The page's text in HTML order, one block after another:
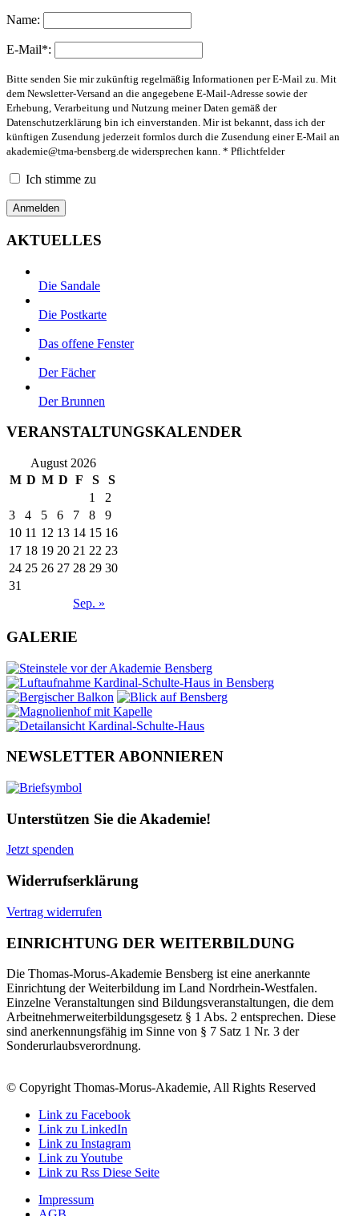
Name:
E-Mail*:
Bitte senden Sie mir zukünftig regelmäßig Informationen per E-Mail zu. Mit
dem Newsletter-Versand an die angegebene E-Mail-Adresse sowie der
Erhebung, Verarbeitung und Nutzung meiner Daten gemäß der
Datenschutzerklärung bin ich einverstanden. Mir ist bekannt, dass ich der
künftigen Zusendung jederzeit formlos durch die Zusendung einer E-Mail an
akademie@tma-bensberg.de widersprechen kann. * Pflichtfelder
Ich stimme zu
AKTUELLES
Die Sandale
Die Postkarte
Das offene Fenster
Der Fächer
Der Brunnen
VERANSTALTUNGSKALENDER
August 2026
M D M D F S S
Sep. »
1
2
3
4 5 6 7 8
9
10 11 12 13 14 15 16
17 18 19 20 21 22 23
24 25 26 27 28 29 30
31
GALERIE
NEWSLETTER ABONNIEREN
Unterstützen Sie die Akademie!
Jetzt spenden
Widerrufserklärung
Vertrag widerrufen
EINRICHTUNG DER WEITERBILDUNG
Die Thomas-Morus-Akademie Bensberg ist eine anerkannte
Einrichtung der Weiterbildung im Land Nordrhein-Westfalen.
Einzelne Veranstaltungen sind Bildungsveranstaltungen, die dem
Arbeitnehmerweiterbildungsgesetz § 1 Abs. 2 entsprechen. Diese
sind anerkennungsfähig im Sinne von § 7 Satz 1 Nr. 3 der
Sonderurlaubsverordnung.
© Copyright Thomas-Morus-Akademie, All Rights Reserved
Link zu Facebook
Link zu LinkedIn
Link zu Instagram
Link zu Youtube
Link zu Rss Diese Seite
Impressum